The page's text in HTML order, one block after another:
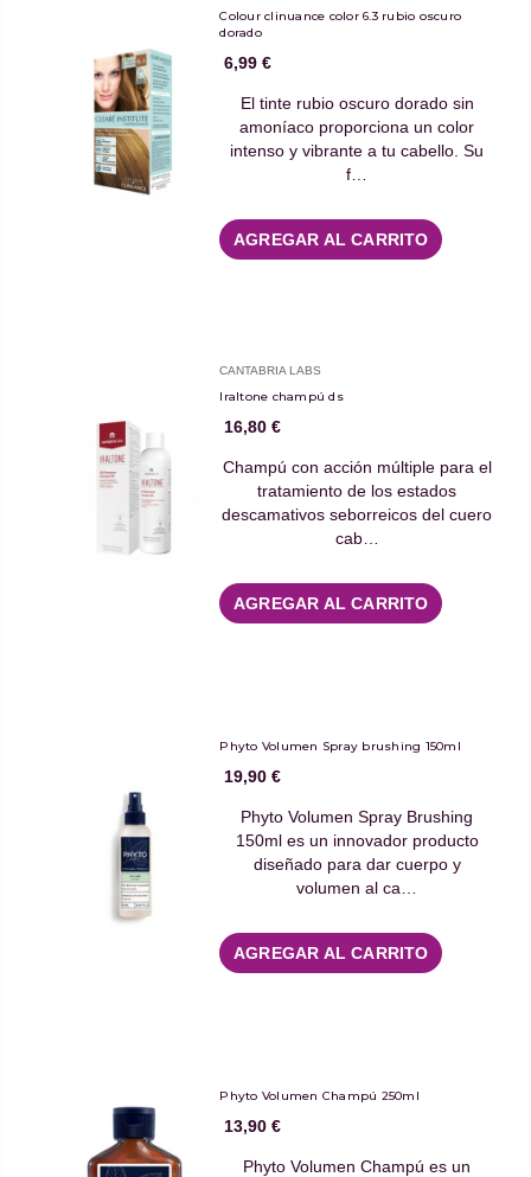
Colour clinuance color 6.3 rubio oscuro
dorado
6,99 €
El tinte rubio oscuro dorado sin
amoníaco proporciona un color
intenso y vibrante a tu cabello. Su
f…
AGREGAR AL CARRITO
CANTABRIA LABS
Iraltone champú ds
16,80 €
Champú con acción múltiple para el
tratamiento de los estados
descamativos seborreicos del cuero
cab…
AGREGAR AL CARRITO
Phyto Volumen Spray brushing 150ml
19,90 €
Phyto Volumen Spray Brushing
150ml es un innovador producto
diseñado para dar cuerpo y
volumen al ca…
AGREGAR AL CARRITO
Phyto Volumen Champú 250ml
13,90 €
Phyto Volumen Champú es un